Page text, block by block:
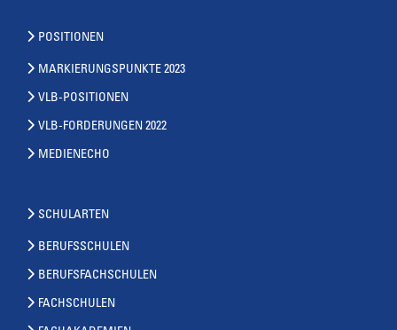
POSITIONEN
MARKIERUNGSPUNKTE 2023
VLB-POSITIONEN
VLB-FORDERUNGEN 2022
MEDIENECHO
SCHULARTEN
BERUFSSCHULEN
BERUFSFACHSCHULEN
FACHSCHULEN